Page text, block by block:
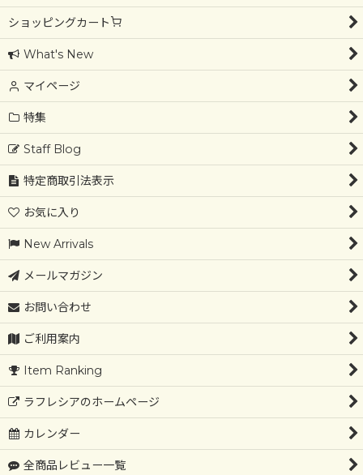
ショッピングカート
What's New
マイページ
特集
Staff Blog
特定商取引法表示
お気に入り
New Arrivals
メールマガジン
お問い合わせ
ご利用案内
Item Ranking
ラフレシアのホームページ
カレンダー
全商品レビュー一覧